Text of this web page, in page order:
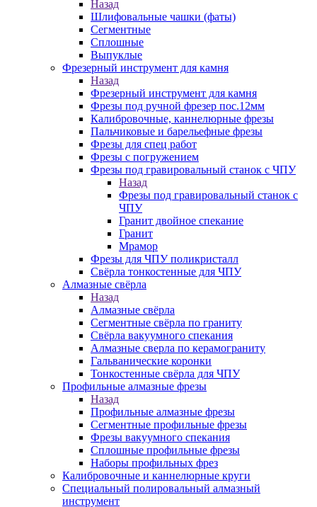
Назад
Шлифовальные чашки (фаты)
Сегментные
Сплошные
Выпуклые
Фрезерный инструмент для камня
Назад
Фрезерный инструмент для камня
Фрезы под ручной фрезер пос.12мм
Калибровочные, каннелюрные фрезы
Пальчиковые и барельефные фрезы
Фрезы для спец работ
Фрезы с погружением
Фрезы под гравировальный станок с ЧПУ
Назад
Фрезы под гравировальный станок с
ЧПУ
Гранит двойное спекание
Гранит
Мрамор
Фрезы для ЧПУ поликристалл
Свёрла тонкостенные для ЧПУ
Алмазные свёрла
Назад
Алмазные свёрла
Сегментные свёрла по граниту
Свёрла вакуумного спекания
Алмазные сверла по керамограниту
Гальванические коронки
Тонкостенные свёрла для ЧПУ
Профильные алмазные фрезы
Назад
Профильные алмазные фрезы
Сегментные профильные фрезы
Фрезы вакуумного спекания
Сплошные профильные фрезы
Наборы профильных фрез
Калибровочные и каннелюрные круги
Специальный полировальный алмазный
инструмент